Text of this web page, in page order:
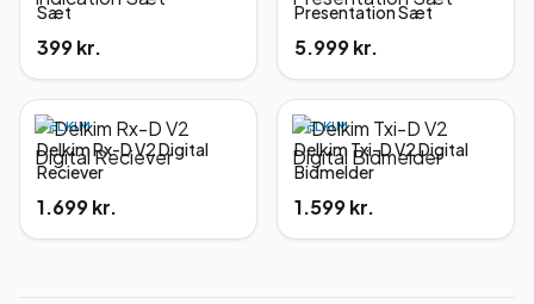
Sæt
399 kr.
Presentation Sæt
5.999 kr.
DELKIM
Delkim Rx-D V2 Digital
Reciever
1.699 kr.
DELKIM
Delkim Txi-D V2 Digital
Bidmelder
1.599 kr.